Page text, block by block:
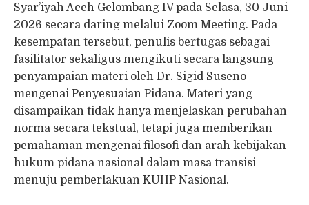
Syar’iyah Aceh Gelombang IV pada Selasa, 30 Juni
2026 secara daring melalui Zoom Meeting. Pada
kesempatan tersebut, penulis bertugas sebagai
fasilitator sekaligus mengikuti secara langsung
penyampaian materi oleh Dr. Sigid Suseno
mengenai Penyesuaian Pidana. Materi yang
disampaikan tidak hanya menjelaskan perubahan
norma secara tekstual, tetapi juga memberikan
pemahaman mengenai filosofi dan arah kebijakan
hukum pidana nasional dalam masa transisi
menuju pemberlakuan KUHP Nasional.